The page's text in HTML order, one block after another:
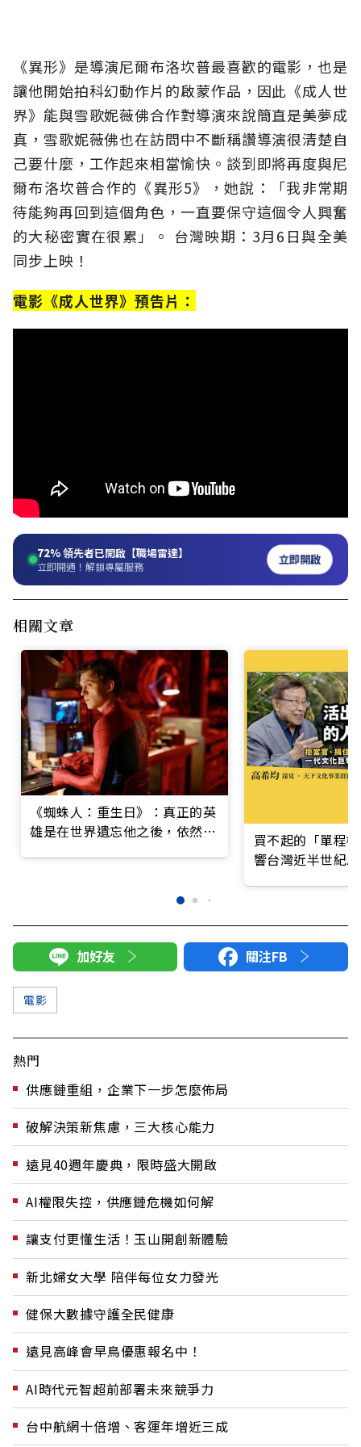
《異形》是導演尼爾布洛坎普最喜歡的電影，也是
讓他開始拍科幻動作片的啟蒙作品，因此《成人世
界》能與雪歌妮薇佛合作對導演來說簡直是美夢成
真，雪歌妮薇佛也在訪問中不斷稱讚導演很清楚自
己要什麼，工作起來相當愉快。談到即將再度與尼
爾布洛坎普合作的《異形5》，她說：「我非常期
待能夠再回到這個角色，一直要保守這個令人興奮
的大秘密實在很累」。 台灣映期：3月6日與全美
同步上映！
電影《成人世界》預告片：
72%領先者已開啟【職場雷達】
立即開通！解鎖專屬服務 立即開啟
相關文章
《蜘蛛人：重生日》：真正的英
雄是在世界遺忘他之後，依然選
買不起的「單程
響台灣近半世紀
加好友 關注FB
電影
熱門
供應鏈重組，企業下一步怎麼佈局
破解決策新焦慮，三大核心能力
遠見40週年慶典，限時盛大開啟
AI權限失控，供應鏈危機如何解
讓支付更懂生活！玉山開創新體驗
新北婦女大學 陪伴每位女力發光
健保大數據守護全民健康
遠見高峰會早鳥優惠報名中！
AI時代元智超前部署未來競爭力
台中航網十倍增、客運年增近三成